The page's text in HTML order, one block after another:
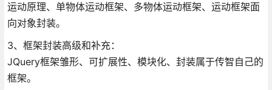
运动原理、单物体运动框架、多物体运动框架、运动框架面
向对象封装。
3、框架封装高级和补充：
JQuery框架雏形、可扩展性、模块化、封装属于传智自己的
框架。